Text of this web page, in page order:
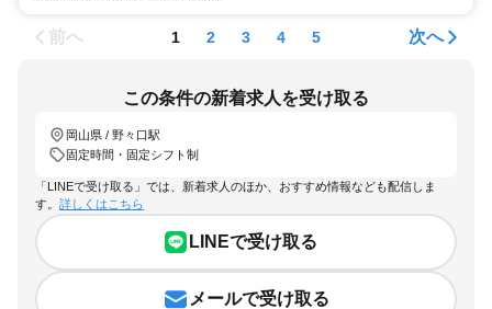
前へ 1 2 3 4 5 次へ
この条件の新着求人を受け取る
岡山県 / 野々口駅
固定時間・固定シフト制
「LINEで受け取る」では、新着求人のほか、おすすめ情報なども配信しま
す。 詳しくはこちら
LINEで受け取る
メールで受け取る